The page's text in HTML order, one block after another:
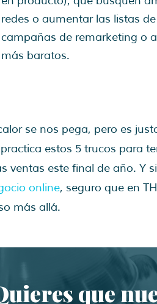
redes o aumentar las listas
campañas de remarketing o
más baratos.
se nos pega, pero es
estos 5 trucos para
ventas este final de año. Y
online, seguro que en
más allá.
que